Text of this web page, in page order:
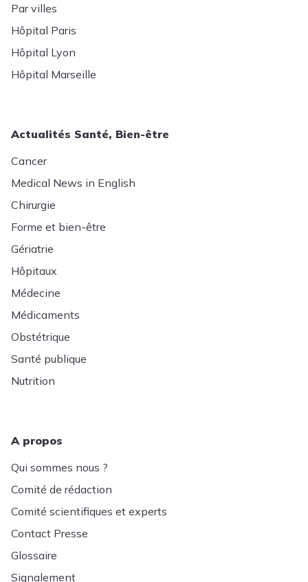
Par villes
Hôpital Paris
Hôpital Lyon
Hôpital Marseille
Actualités Santé, Bien-être
Cancer
Medical News in English
Chirurgie
Forme et bien-être
Gériatrie
Hôpitaux
Médecine
Médicaments
Obstétrique
Santé publique
Nutrition
A propos
Qui sommes nous ?
Comité de rédaction
Comité scientifiques et experts
Contact Presse
Glossaire
Signalement